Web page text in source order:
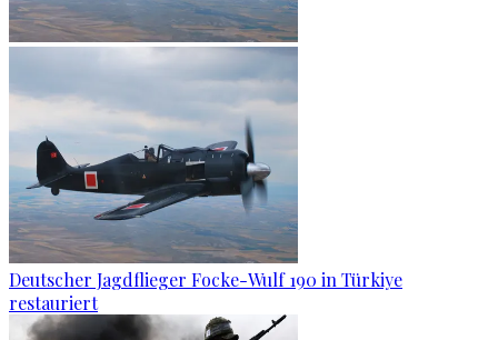
Deutscher Jagdflieger Focke-Wulf 190 in Türkiye
restauriert